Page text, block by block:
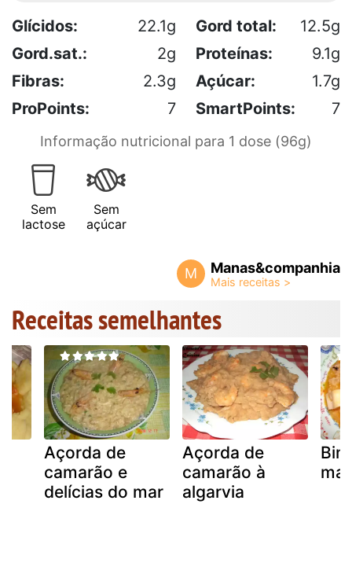
Glícidos: 22.1g Gord total:
12.5g
Gord.sat.:
2g Proteínas:
9.1g
Fibras:
2.3g Açúcar:
1.7g
ProPoints:
7 SmartPoints: 7
Informação nutricional para 1 dose (96g)
Sem
lactose
Sem
açúcar
M Manas&companhia
Receitas semelhantes
Açorda de
camarão e
delícias do mar
Açorda de
camarão à
algarvia